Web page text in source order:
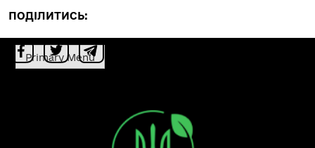
ПОДІЛИТИСЬ:
Primary Menu